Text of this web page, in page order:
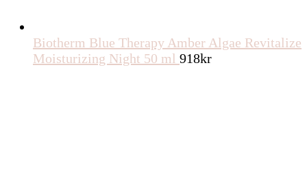
Biotherm Blue Therapy Amber Algae Revitalize
Moisturizing Night 50 ml 918kr